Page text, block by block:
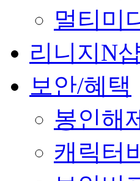
멀티미
리니지N
보안/혜택
봉인해
캐릭터